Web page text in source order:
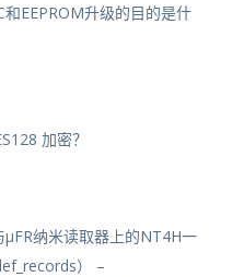
和EEPROM升级的目的是什
加密？
纳米读取器上的NT4H一
） –